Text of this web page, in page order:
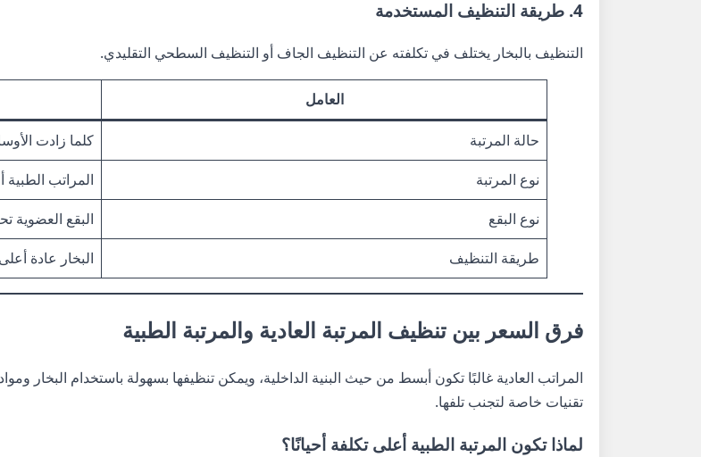
4. طريقة التنظيف المستخدمة
التنظيف بالبخار يختلف في تكلفته عن التنظيف الجاف أو التنظيف السطحي التقليدي.
العامل
حالة المرتبة
كلما زادت
نوع المرتبة
المراتب الطبية
نوع البقع
البقع العضوية
طريقة التنظيف
البخار عادة
فرق السعر بين تنظيف المرتبة العادية والمرتبة الطبية
المراتب العادية غالبًا تكون أبسط من حيث البنية الداخلية، ويمكن تنظيفها بسهولة باستخدام البخار
تقنيات خاصة لتجنب تلفها.
لماذا تكون المرتبة الطبية أعلى تكلفة أحيانًا؟